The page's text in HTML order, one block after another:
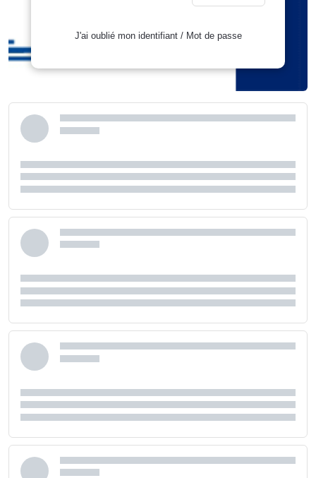
J'ai oublié mon identifiant/ Mot de passe